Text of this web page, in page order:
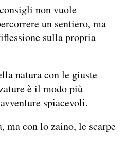
non vuole
un sentiero, ma
sulla propria
natura con le giuste
è il modo più
spiacevoli.
con lo zaino, le scarpe